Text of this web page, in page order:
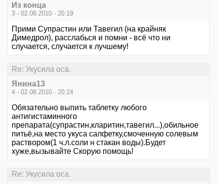
Из конца
3 - 02.08.2010 - 20:19
Прими Супрастин или Тавегил (на крайняк
Димедрол), расслабься и помни - всё что ни
случается, случается к лучшему!
Re: Укусила оса.
Янина13
4 - 02.08.2010 - 20:24
Обязательно выпить таблетку любого
антигистаминного
препарата(супрастин,кларитин,тавегил...),обильное
питьё,на место укуса салфетку,смоченную солевым
раствором(1 ч.л.соли н стакан воды).Будет
хуже,вызывайте Скорую помощь!
Re: Укусила оса.